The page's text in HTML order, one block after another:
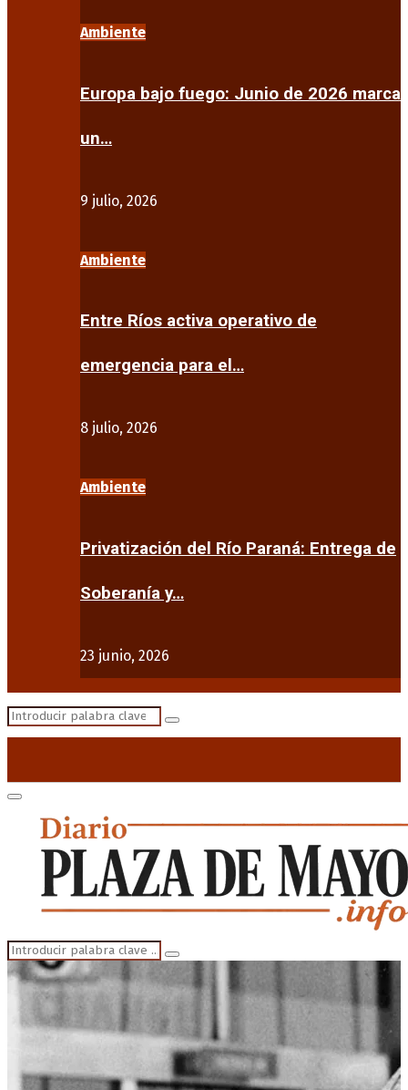
Ambiente
Europa bajo fuego: Junio de 2026 marca
un…
9 julio, 2026
Ambiente
Entre Ríos activa operativo de
emergencia para el…
8 julio, 2026
Ambiente
Privatización del Río Paraná: Entrega de
Soberanía y…
23 junio, 2026
Search
Search
Primary
Menu
Search
for:
Search